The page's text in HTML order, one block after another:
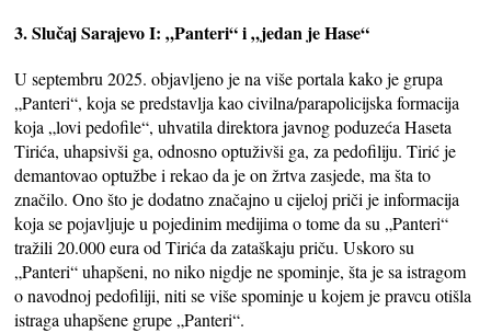
3. Slučaj Sarajevo I: „Panteri“ i „jedan je Hase“
U septembru 2025. objavljeno je na više portala kako je grupa
„Panteri“, koja se predstavlja kao civilna/parapolicijska formacija
koja „lovi pedofile“, uhvatila direktora javnog poduzeća Haseta
Tirića, uhapsivši ga, odnosno optuživši ga, za pedofiliju. Tirić je
demantovao optužbe i rekao da je on žrtva zasjede, ma šta to
značilo. Ono što je dodatno značajno u cijeloj priči je informacija
koja se pojavljuje u pojedinim medijima o tome da su „Panteri“
tražili 20.000 eura od Tirića da zataškaju priču. Uskoro su
„Panteri“ uhapšeni, no niko nigdje ne spominje, šta je sa istragom
o navodnoj pedofiliji, niti se više spominje u kojem je pravcu otišla
istraga uhapšene grupe „Panteri“.